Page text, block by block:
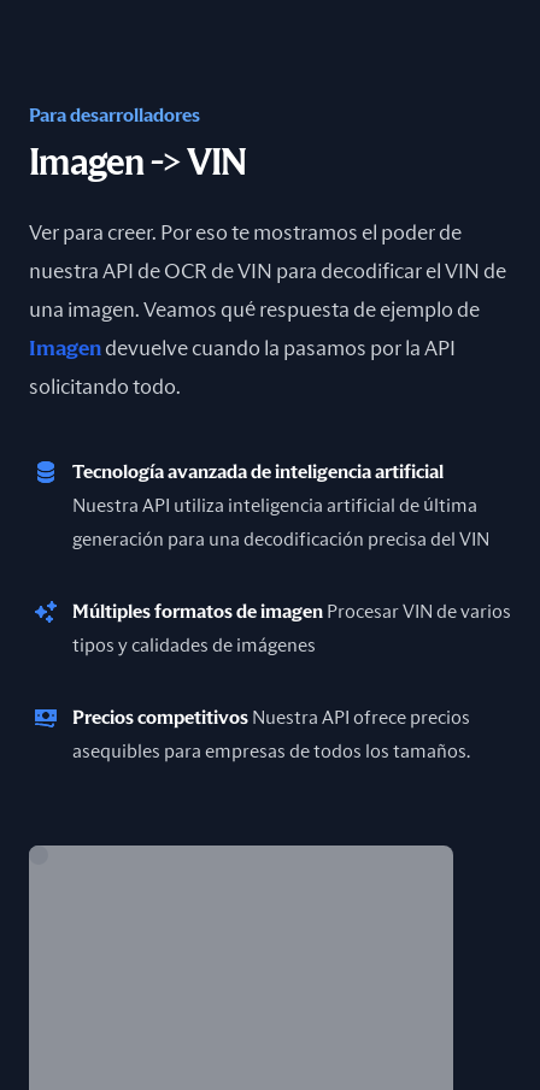
Para desarrolladores
Imagen -> VIN
Ver para creer. Por eso te mostramos el poder de
nuestra API de OCR de VIN para decodificar el VIN de
una imagen. Veamos qué respuesta de ejemplo de
Imagen devuelve cuando la pasamos por la API
solicitando todo.
Tecnología avanzada de inteligencia artificial
Nuestra API utiliza inteligencia artificial de última
generación para una decodificación precisa del VIN
Múltiples formatos de imagen Procesar VIN de varios
tipos y calidades de imágenes
Precios competitivos Nuestra API ofrece precios
asequibles para empresas de todos los tamaños.